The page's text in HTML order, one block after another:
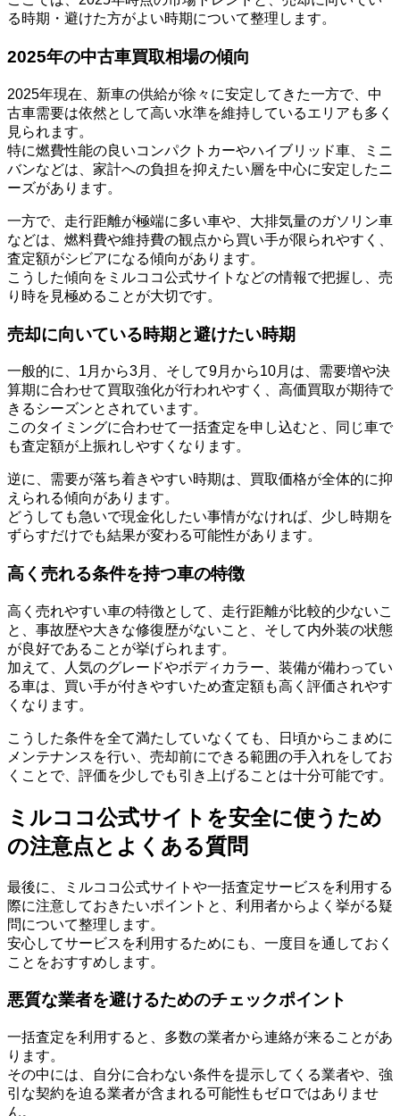
る時期・避けた方がよい時期について整理します。
2025年の中古車買取相場の傾向
2025年現在、新車の供給が徐々に安定してきた一方で、中
古車需要は依然として高い水準を維持しているエリアも多く
見られます。
特に燃費性能の良いコンパクトカーやハイブリッド車、ミニ
バンなどは、家計への負担を抑えたい層を中心に安定したニ
ーズがあります。
一方で、走行距離が極端に多い車や、大排気量のガソリン車
などは、燃料費や維持費の観点から買い手が限られやすく、
査定額がシビアになる傾向があります。
こうした傾向をミルココ公式サイトなどの情報で把握し、売
り時を見極めることが大切です。
売却に向いている時期と避けたい時期
一般的に、1月から3月、そして9月から10月は、需要増や決
算期に合わせて買取強化が行われやすく、高価買取が期待で
きるシーズンとされています。
このタイミングに合わせて一括査定を申し込むと、同じ車で
も査定額が上振れしやすくなります。
逆に、需要が落ち着きやすい時期は、買取価格が全体的に抑
えられる傾向があります。
どうしても急いで現金化したい事情がなければ、少し時期を
ずらすだけでも結果が変わる可能性があります。
高く売れる条件を持つ車の特徴
高く売れやすい車の特徴として、走行距離が比較的少ないこ
と、事故歴や大きな修復歴がないこと、そして内外装の状態
が良好であることが挙げられます。
加えて、人気のグレードやボディカラー、装備が備わってい
る車は、買い手が付きやすいため査定額も高く評価されやす
くなります。
こうした条件を全て満たしていなくても、日頃からこまめに
メンテナンスを行い、売却前にできる範囲の手入れをしてお
くことで、評価を少しでも引き上げることは十分可能です。
ミルココ公式サイトを安全に使うため
の注意点とよくある質問
最後に、ミルココ公式サイトや一括査定サービスを利用する
際に注意しておきたいポイントと、利用者からよく挙がる疑
問について整理します。
安心してサービスを利用するためにも、一度目を通しておく
ことをおすすめします。
悪質な業者を避けるためのチェックポイント
一括査定を利用すると、多数の業者から連絡が来ることがあ
ります。
その中には、自分に合わない条件を提示してくる業者や、強
引な契約を迫る業者が含まれる可能性もゼロではありませ
ん。